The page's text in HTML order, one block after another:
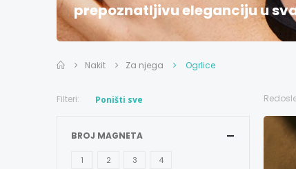
prepoznatljivu eleganciju u
Nakit Za njega Ogrlice
Filteri: Poništi sve
BROJ MAGNETA
1 2 3 4